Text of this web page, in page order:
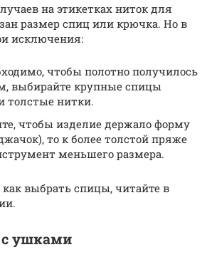
на этикетках ниток для
размер спиц или крючка. Но в
исключения:
чтобы полотно получилось
выбирайте крупные спицы
толстые нитки.
чтобы изделие держало форму
то к более толстой пряже
меньшего размера.
выбрать спицы, читайте в
ушками